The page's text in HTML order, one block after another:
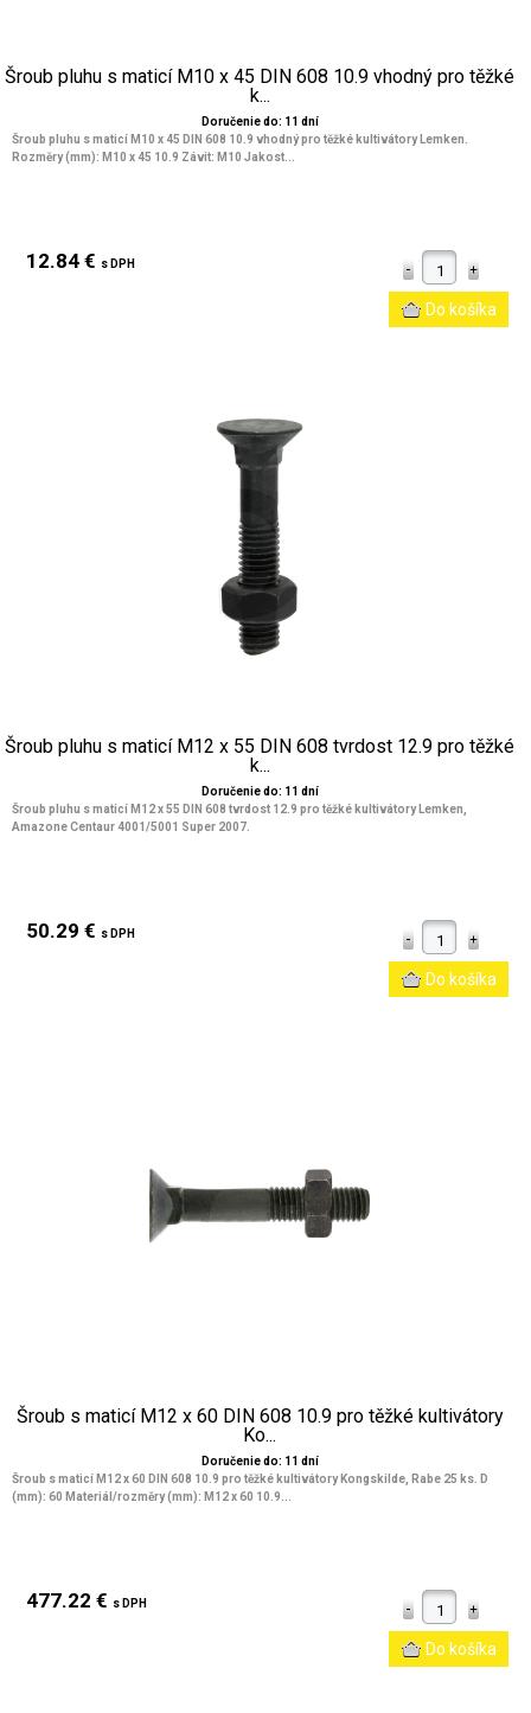
Šroub pluhu s maticí M10 x 45 DIN 608 10.9 vhodný pro těžké
k...
Doručenie do: 11 dní
Šroub pluhu s maticí M10 x 45 DIN 608 10.9 vhodný pro těžké kultivátory Lemken.
Rozměry (mm): M10 x 45 10.9 Závit: M10 Jakost...
12.84 € s DPH
Šroub pluhu s maticí M12 x 55 DIN 608 tvrdost 12.9 pro těžké
k...
Doručenie do: 11 dní
Šroub pluhu s maticí M12 x 55 DIN 608 tvrdost 12.9 pro těžké kultivátory Lemken,
Amazone Centaur 4001/5001 Super 2007.
50.29 € s DPH
Šroub s maticí M12 x 60 DIN 608 10.9 pro těžké kultivátory
Ko...
Doručenie do: 11 dní
Šroub s maticí M12 x 60 DIN 608 10.9 pro těžké kultivátory Kongskilde, Rabe 25 ks. D
(mm): 60 Materiál/rozměry (mm): M12 x 60 10.9...
477.22 € s DPH